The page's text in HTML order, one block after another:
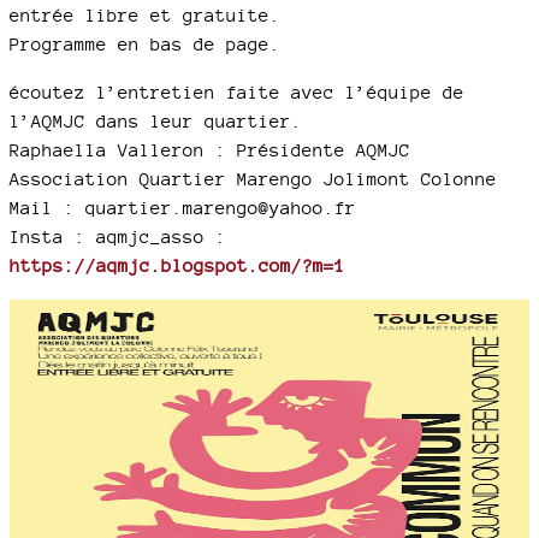
entrée libre et gratuite.
Programme en bas de page.
écoutez l’entretien faite avec l’équipe de
l’AQMJC dans leur quartier.
Raphaella Valleron : Présidente AQMJC
Association Quartier Marengo Jolimont Colonne
Mail : quartier.marengo@yahoo.fr
Insta : aqmjc_asso :
https://aqmjc.blogspot.com/?m=1